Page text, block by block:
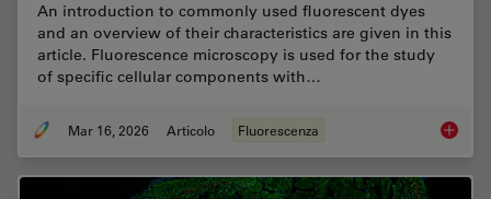
An introduction to commonly used fluorescent dyes
and an overview of their characteristics are given in this
article. Fluorescence microscopy is used for the study
of specific cellular components with…
Mar 16, 2026 Articolo Fluorescenza